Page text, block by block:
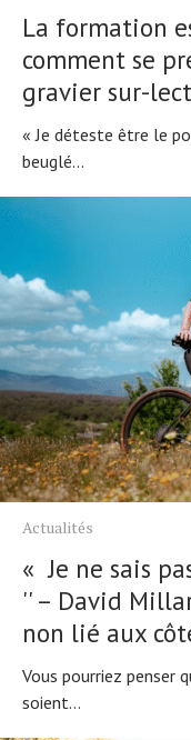
La formation
comment se
gravier sur-
« Je déteste être le
beuglé...
Actualités
« Je ne sais
'' – David
non lié aux
Vous pourriez penser
soient...